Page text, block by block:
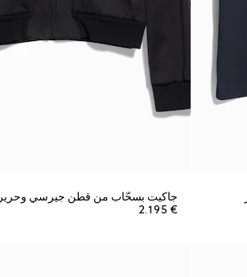
جاكيت بسحّاب من قطن جيرسي وحرير
€ 2.195